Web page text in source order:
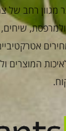
רחב של
המוצרים